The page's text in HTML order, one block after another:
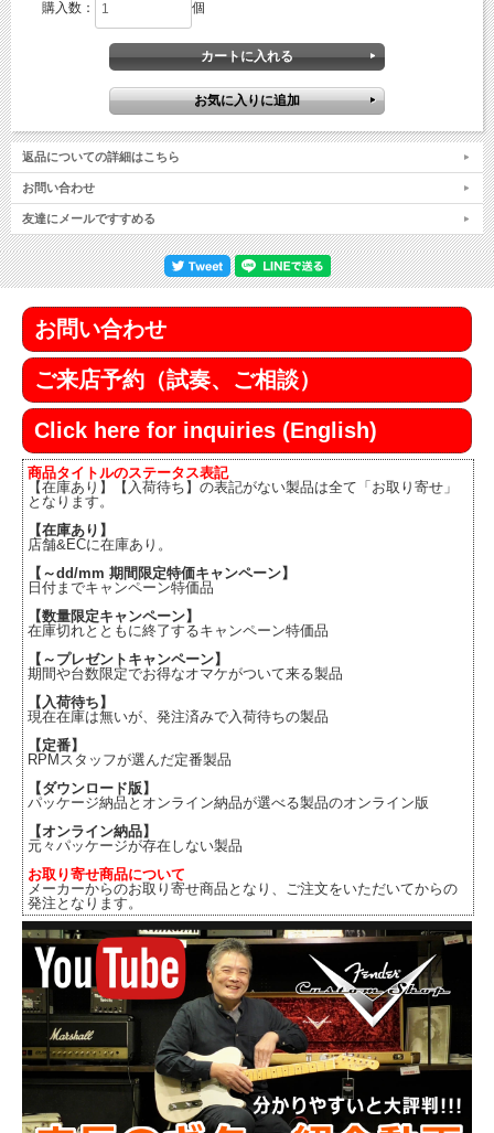
購入数： 個
返品についての詳細はこちら
お問い合わせ
友達にメールですすめる
お問い合わせ
ご来店予約（試奏、ご相談）
Click here for inquiries (English)
商品タイトルのステータス表記
【在庫あり】【入荷待ち】の表記がない製品は全て「お取り寄せ」
となります。
【在庫あり】
店舗&ECに在庫あり。
【～dd/mm 期間限定特価キャンペーン】
日付までキャンペーン特価品
【数量限定キャンペーン】
在庫切れとともに終了するキャンペーン特価品
【～プレゼントキャンペーン】
期間や台数限定でお得なオマケがついて来る製品
【入荷待ち】
現在在庫は無いが、発注済みで入荷待ちの製品
【定番】
RPMスタッフが選んだ定番製品
【ダウンロード版】
パッケージ納品とオンライン納品が選べる製品のオンライン版
【オンライン納品】
元々パッケージが存在しない製品
お取り寄せ商品について
メーカーからのお取り寄せ商品となり、ご注文をいただいてからの
発注となります。